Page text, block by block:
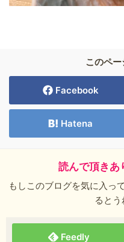
このペ
Facebook
Hatena
読んで頂きあ
もしこのブログを気に入っ
るとう
Feedly